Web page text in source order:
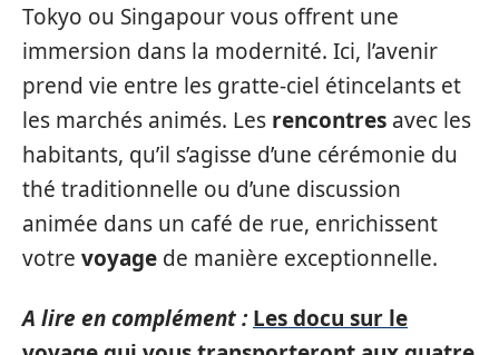
Tokyo ou Singapour vous offrent une
immersion dans la modernité. Ici, l’avenir
prend vie entre les gratte-ciel étincelants et
les marchés animés. Les rencontres avec les
habitants, qu’il s’agisse d’une cérémonie du
thé traditionnelle ou d’une discussion
animée dans un café de rue, enrichissent
votre voyage de manière exceptionnelle.
A lire en complément : Les docu sur le